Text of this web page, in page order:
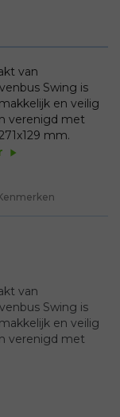
van
Swing is
en veilig
verenigd met
mm.
play_arrow
van
Swing is
en veilig
verenigd met